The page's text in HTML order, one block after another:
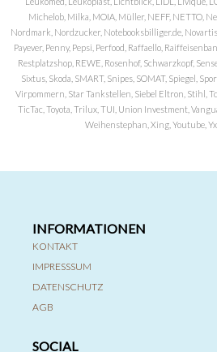
Michelob, Milka, MOIA, Müller, NEFF, NETTO,
Nordmark, Nordzucker, Notebooksbilliger.de,
Payever, Penny, Pepsi, Perfood, Raffaello,
Restplatzshop, REWE, Rosenhof, Schwarzkopf,
Sixtus, Skoda, SMART, Snipes, SOMAT, Spiegel,
Virpommern, Star Tankstellen, Siebel Eltron, Stihl,
TicTac, Toyota, Trilux, TUI, Union Investment,
Weihenstephan, Xing, Youtube,
INFORMATIONEN
KONTAKT
IMPRESSSUM
DATENSCHUTZ
AGB
SOCIAL